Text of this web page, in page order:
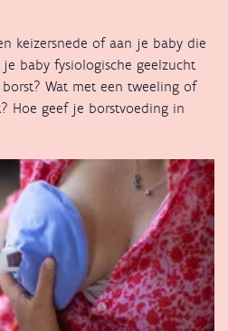
keizersnede of aan je baby die
baby fysiologische geelzucht
Wat met een tweeling of
Hoe geef je borstvoeding in